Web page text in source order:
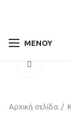
ΜΕΝΟΎ
Click
Αρχική σελίδα